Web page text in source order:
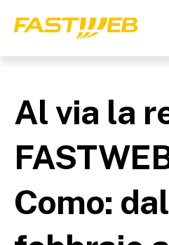
Al via la
Como: